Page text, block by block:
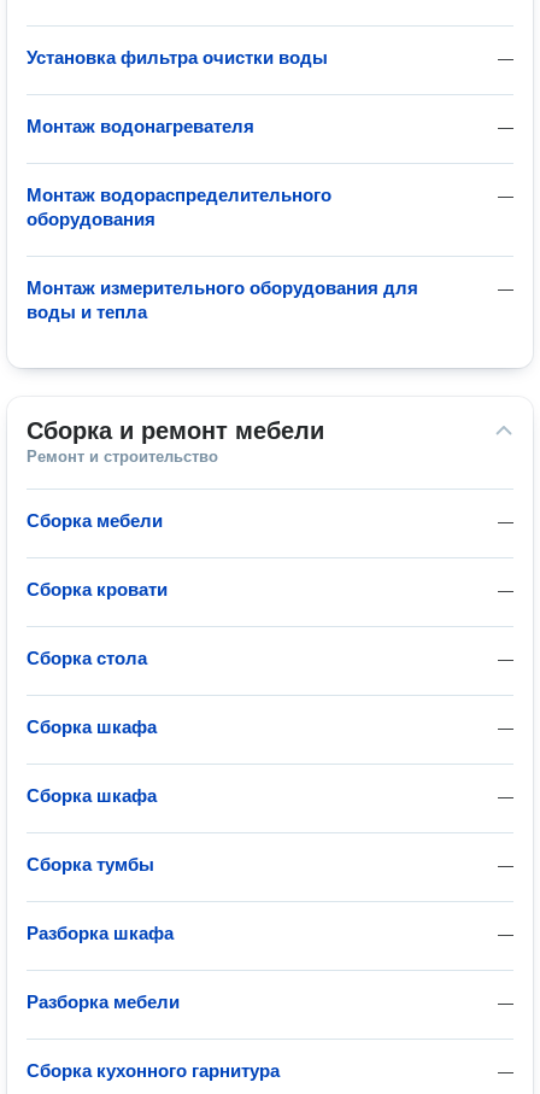
—
Установка фильтра очистки воды
—
Монтаж водонагревателя
—
Монтаж водораспределительного
оборудования
—
Монтаж измерительного оборудования для
воды и тепла
Сборка и ремонт мебели
Ремонт и строительство
—
Сборка мебели
—
Сборка кровати
—
Сборка стола
—
Сборка шкафа
—
Сборка шкафа
—
Сборка тумбы
—
Разборка шкафа
—
Разборка мебели
—
Сборка кухонного гарнитура